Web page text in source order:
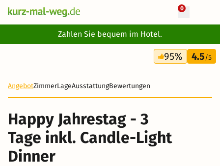
0
Zahlen Sie bequem im Hotel.
3 Tage
206 €
95% 4.5/5
AngebotZimmerLageAusstattungBewertungen
Happy Jahrestag - 3
Tage inkl. Candle-Light
Dinner